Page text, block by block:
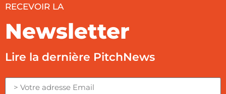
RECEVOIR LA
Newsletter
Lire la dernière PitchNews